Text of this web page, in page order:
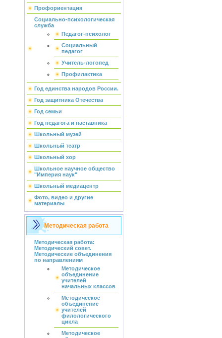
Профориентация
Социально-психологическая
служба
Педагог-психолог
Социальный
педагог
Учитель-логопед
Профилактика
Год единства народов России.
Год защитника Отечества
Год семьи
Год педагога и наставника
Школьный музей
Школьный театр
Школьный хор
Школьное научное общество
"Империя наук"
Школьный медиацентр
Фото, видео и другие
материалы
Методическая работа
Методическая работа:
Методический совет.
Методические объединения
по направлениям
Методическое
объединение
учителей
начальных классов
Методическое
объединение
учителей
филологического
цикла
Методическое